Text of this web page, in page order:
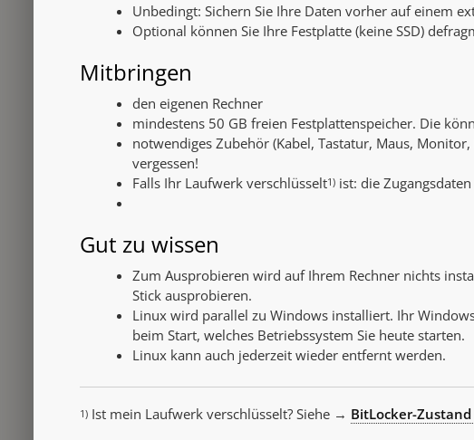
Unbedingt: Sichern Sie Ihre Daten vorher auf einem
Optional können Sie Ihre Festplatte (keine SSD)
Mitbringen
den eigenen Rechner
mindestens 50 GB freien Festplattenspeicher. Die
notwendiges Zubehör (Kabel, Tastatur, Maus,
vergessen!
Falls Ihr Laufwerk verschlüsselt1) ist: die
Gut zu wissen
Zum Ausprobieren wird auf Ihrem Rechner nichts
Stick ausprobieren.
Linux wird parallel zu Windows installiert. Ihr
beim Start, welches Betriebssystem Sie heute starten.
Linux kann auch jederzeit wieder entfernt werden.
1)Ist mein Laufwerk verschlüsselt? Siehe → BitLocker-